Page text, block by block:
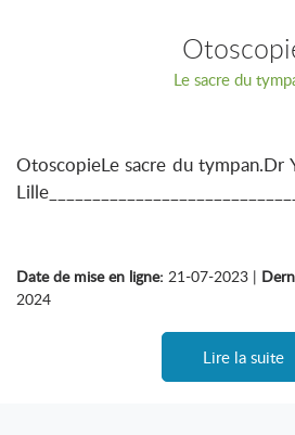
Le sacre du
OtoscopieLe sacre du tympan.Dr
Date de mise en ligne: 21-07-2023 |
2024
Lire la suite